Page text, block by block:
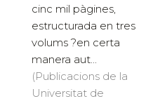
cinc mil pàgines,
estructurada en tres
volums ?en certa
manera aut...
(Publicacions de la
Universitat de